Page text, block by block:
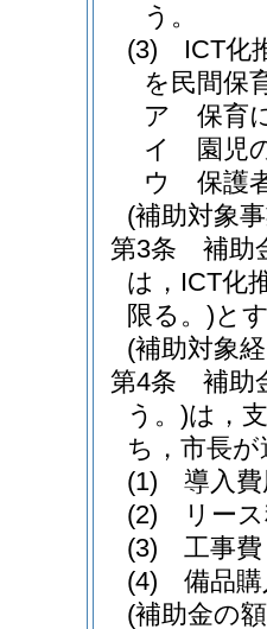
う。
(3)
ICT化
を民間保
ア
保育
イ
園児
ウ
保護
(補助対象
第3条
補助
は，ICT化
限る。)と
(補助対象
第4条
補助
う。)は，
ち，市長
(1)
導入
(2)
リー
(3)
工事費
(4)
備品
(補助金の